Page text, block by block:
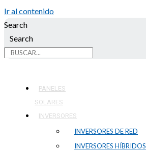
Ir al contenido
Search
Search
PANELES
SOLARES
INVERSORES
INVERSORES DE RED
INVERSORES HÍBRIDOS